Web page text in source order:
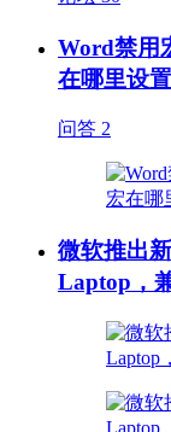
Word禁用
在哪里设
问答 2
微软推出
Laptop，